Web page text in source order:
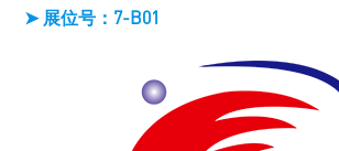
➤ 展位号：7-B01